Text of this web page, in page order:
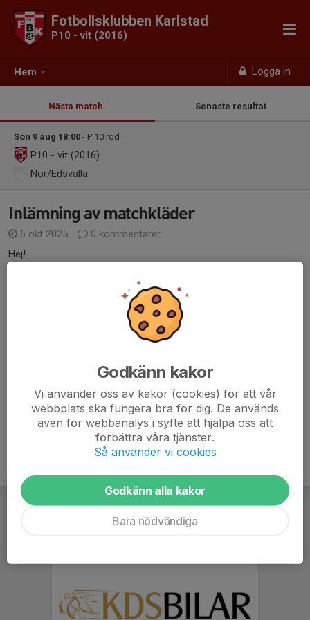
Hem Logga in
Fotbollsklubben Karlstad
P10 - vit (2016)
Nästa match Senaste resultat
Sön 9 aug 18:00 - P 10 röd
P10 - vit (2016)
Nor/Edsvalla
Inlämning av matchkläder
6 okt 2025
0 kommentarer
Hej!
När kläderna + svarta strumpor lämnas åter
Lägg gärna kläderna i en påse märkt med barnets namn på, det
Läs mer
Godkänn kakor
Vi använder oss av kakor (cookies) för att vår
webbplats ska fungera bra för dig. De används
även för webbanalys i syfte att hjälpa oss att
förbättra våra tjänster.
Så använder vi cookies
Godkänn alla kakor
Bara nödvändiga